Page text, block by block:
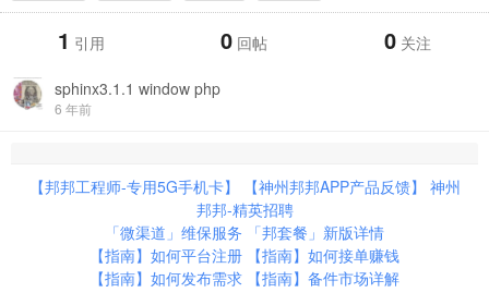
1 引用 0 回帖 0 关注
sphinx3.1.1 window php
6 年前
【邦邦工程师-专用5G手机卡】 【神州邦邦APP产品反馈】 神州
邦邦-精英招聘
「微渠道」维保服务
「邦套餐」新版详情
【指南】如何平台注册 【指南】如何接单赚钱
【指南】如何发布需求 【指南】备件市场详解